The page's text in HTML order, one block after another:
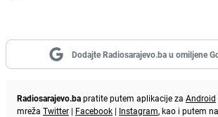
Dodajte Radiosarajevo.ba u omiljene
Radiosarajevo.bapratite putem aplikacije za Android
mreža Twitter | Facebook | Instagram, kao i putem